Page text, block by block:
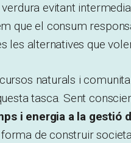
evitant
que el consum
les alternatives que
naturals i
tasca. Sent
i energia a la gestió
de construir